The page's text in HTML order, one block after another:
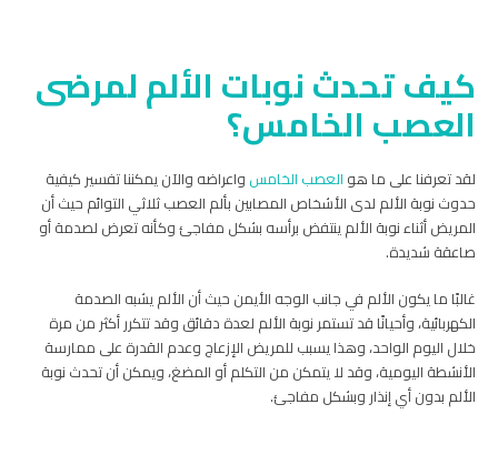
كيف تحدث نوبات الألم لمرضى
العصب الخامس؟
لقد تعرفنا على ما هو العصب الخامس واعراضه والآن يمكننا تفسير كيفية
حدوث نوبة الألم لدى الأشخاص المصابين بألم العصب ثلاثي التوائم حيث أن
المريض أثناء نوبة الألم ينتفض برأسه بشكل مفاجئ وكأنه تعرض لصدمة أو
صاعقة شديدة.
غالبًا ما يكون الألم في جانب الوجه الأيمن حيث أن الألم يشبه الصدمة
الكهربائية، وأحيانًا قد تستمر نوبة الألم لعدة دقائق وقد تتكرر أكثر من مرة
خلال اليوم الواحد، وهذا يسبب للمريض الإزعاج وعدم القدرة على ممارسة
الأنشطة اليومية، وقد لا يتمكن من التكلم أو المضغ، ويمكن أن تحدث نوبة
الألم بدون أي إنذار وبشكل مفاجئ.